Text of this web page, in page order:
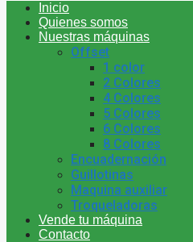
Inicio
Quienes somos
Nuestras máquinas
Offset
1 color
2 Colores
4 Colores
5 Colores
6 Colores
8 Colores
Encuadernación
Guillotinas
Maquina auxiliar
Troqueladoras
Vende tu máquina
Contacto